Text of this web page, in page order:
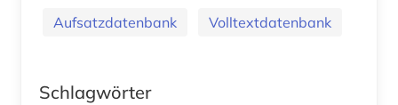
Aufsatzdatenbank Volltextdatenbank
Schlagwörter